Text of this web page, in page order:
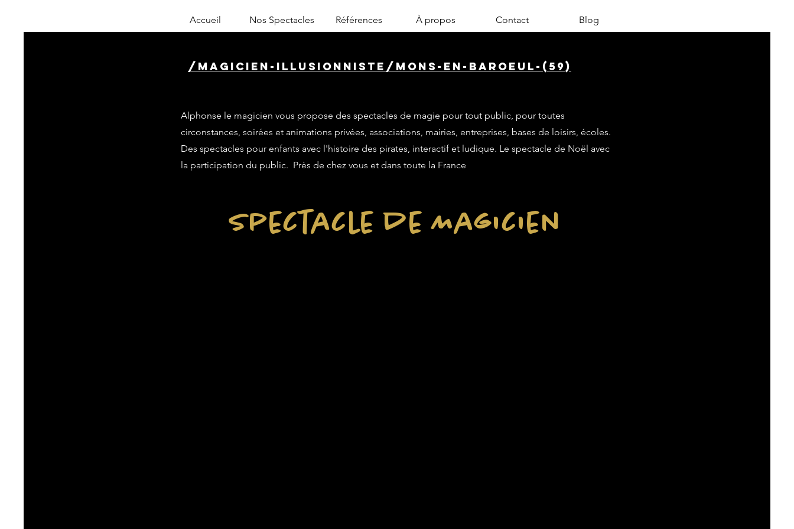
Accueil Nos Spectacles Références À propos Contact Blog
/magicien-illusionniste/mons-en-baroeul-(59)
Alphonse le magicien vous propose des spectacles de magie pour tout public, pour toutes
circonstances, soirées et animations privées, associations, mairies, entreprises, bases de loisirs, écoles.
Des spectacles pour enfants avec l'histoire des pirates, interactif et ludique. Le spectacle de Noël avec
la participation du public. Près de chez vous et dans toute la France
Spectacle de Magicien